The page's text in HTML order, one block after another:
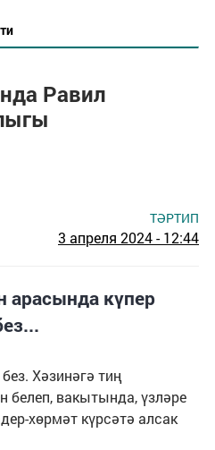
Равил
ТӘРТИП
3 апреля 2024 - 12:44
арасында күпер
Хәзинәгә тиң
белеп, вакытында, үзләре
хөрмәт күрсәтә алсак